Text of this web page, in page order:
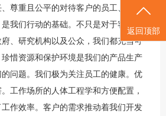
尊重且公平的对待客户的员工、供应
我们行动的基础。不只是对于客户、
、研究机构以及公众，我们都充当可
惜资源和保护环境是我们的产品生产
问题。我们极为关注员工的健康。优
工作场所的人体工程学和方便配置，
作效率。客户的需求推动着我们开发
返回顶部